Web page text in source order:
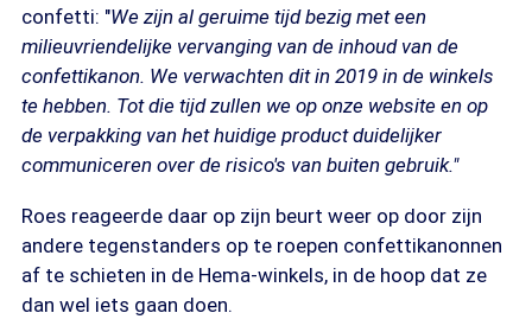
confetti: "We zijn al geruime tijd bezig met een
milieuvriendelijke vervanging van de inhoud van de
confettikanon. We verwachten dit in 2019 in de winkels
te hebben. Tot die tijd zullen we op onze website en op
de verpakking van het huidige product duidelijker
communiceren over de risico's van buiten gebruik."
Roes reageerde daar op zijn beurt weer op door zijn
andere tegenstanders op te roepen confettikanonnen
af te schieten in de Hema-winkels, in de hoop dat ze
dan wel iets gaan doen.